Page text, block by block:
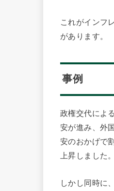
これがインフ
があります。
事例
政権交代によ
安が進み、外
安のおかげで
上昇しました。
しかし同時に